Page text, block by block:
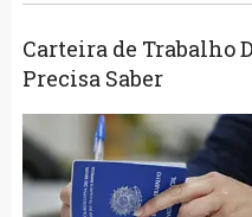
Carteira de Trabalho
Precisa Saber